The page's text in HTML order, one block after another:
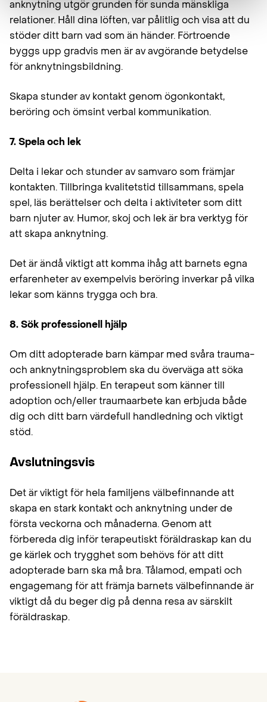
anknytning utgör grunden för sunda mänskliga
relationer. Håll dina löften, var pålitlig och visa att du
stöder ditt barn vad som än händer. Förtroende
byggs upp gradvis men är av avgörande betydelse
för anknytningsbildning.
Skapa stunder av kontakt genom ögonkontakt,
beröring och ömsint verbal kommunikation.
7. Spela och lek
Delta i lekar och stunder av samvaro som främjar
kontakten. Tillbringa kvalitetstid tillsammans, spela
spel, läs berättelser och delta i aktiviteter som ditt
barn njuter av. Humor, skoj och lek är bra verktyg för
att skapa anknytning.
Det är ändå viktigt att komma ihåg att barnets egna
erfarenheter av exempelvis beröring inverkar på vilka
lekar som känns trygga och bra.
8. Sök professionell hjälp
Om ditt adopterade barn kämpar med svåra trauma-
och anknytningsproblem ska du överväga att söka
professionell hjälp. En terapeut som känner till
adoption och/eller traumaarbete kan erbjuda både
dig och ditt barn värdefull handledning och viktigt
stöd.
Avslutningsvis
Det är viktigt för hela familjens välbefinnande att
skapa en stark kontakt och anknytning under de
första veckorna och månaderna. Genom att
förbereda dig inför terapeutiskt föräldraskap kan du
ge kärlek och trygghet som behövs för att ditt
adopterade barn ska må bra. Tålamod, empati och
engagemang för att främja barnets välbefinnande är
viktigt då du beger dig på denna resa av särskilt
föräldraskap.